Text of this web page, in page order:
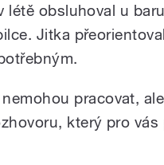
létě obsluhoval u
Jitka
pracovat,
který pro vás